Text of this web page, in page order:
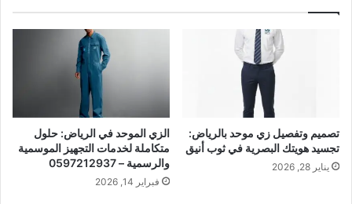
تصميم وتفصيل زي موحد بالرياض:
تجسيد هويتك البصرية في ثوب أنيق
يناير 28, 2026
الزي الموحد في الرياض: حلول
متكاملة لخدمات التجهيز الموسمية
والرسمية – 0597212937
فبراير 14, 2026